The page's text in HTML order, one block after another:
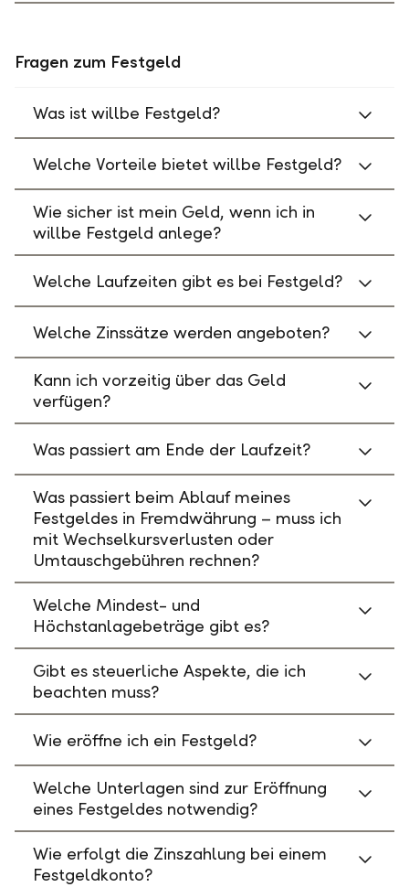
Fragen zum Festgeld
Was ist willbe Festgeld?
Welche Vorteile bietet willbe Festgeld?
Wie sicher ist mein Geld, wenn ich in
willbe Festgeld anlege?
Welche Laufzeiten gibt es bei Festgeld?
Welche Zinssätze werden angeboten?
Kann ich vorzeitig über das Geld
verfügen?
Was passiert am Ende der Laufzeit?
Was passiert beim Ablauf meines
Festgeldes in Fremdwährung – muss ich
mit Wechselkursverlusten oder
Umtauschgebühren rechnen?
Welche Mindest- und
Höchstanlagebeträge gibt es?
Gibt es steuerliche Aspekte, die ich
beachten muss?
Wie eröffne ich ein Festgeld?
Welche Unterlagen sind zur Eröffnung
eines Festgeldes notwendig?
Wie erfolgt die Zinszahlung bei einem
Festgeldkonto?